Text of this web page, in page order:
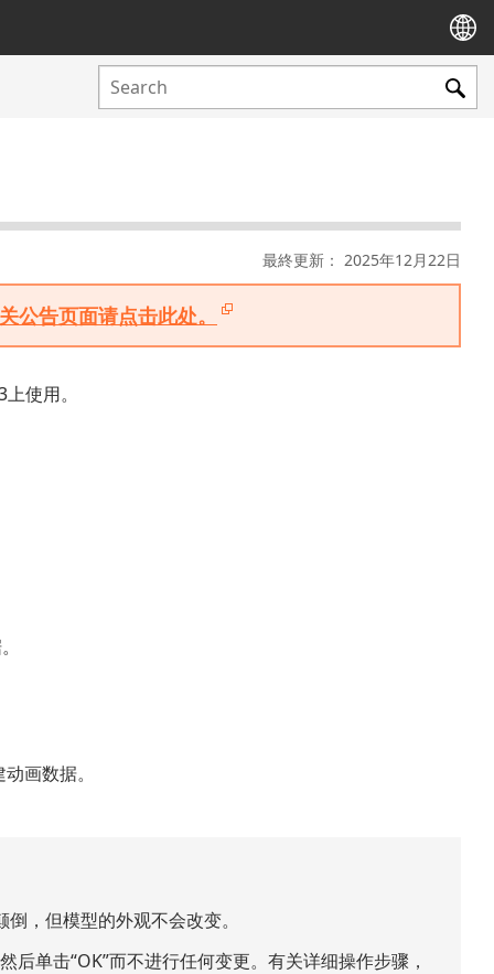
最終更新： 2025年12月22日
公告页面请点击此处。
使用。
画数据。
，但模型的外观不会改变。
单击“OK”而不进行任何变更。有关详细操作步骤，